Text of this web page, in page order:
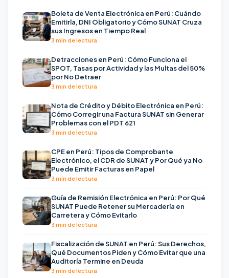
Boleta de Venta Electrónica en Perú: Cuándo
Emitirla, DNI Obligatorio y Cómo SUNAT Cruza
sus Ingresos en Tiempo Real
3 min de lectura
Detracciones en Perú: Cómo Funciona el
SPOT, Tasas por Actividad y las Multas del 50%
por No Detraer
3 min de lectura
Nota de Crédito y Débito Electrónica en Perú:
Cómo Corregir una Factura SUNAT sin Generar
Problemas con el PDT 621
3 min de lectura
CPE en Perú: Tipos de Comprobante
Electrónico, el CDR de SUNAT y Por Qué ya No
Puede Emitir Facturas en Papel
3 min de lectura
Guía de Remisión Electrónica en Perú: Por Qué
SUNAT Puede Retener su Mercadería en
Carretera y Cómo Evitarlo
3 min de lectura
Fiscalización de SUNAT en Perú: Sus Derechos,
Qué Documentos Piden y Cómo Evitar que una
Auditoría Termine en Deuda
3 min de lectura